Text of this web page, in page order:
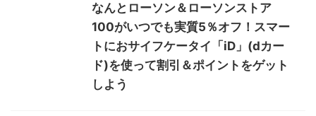
なんとローソン＆ローソンストア
100がいつでも実質5％オフ！スマー
トにおサイフケータイ「iD」(dカー
ド)を使って割引＆ポイントをゲット
しよう